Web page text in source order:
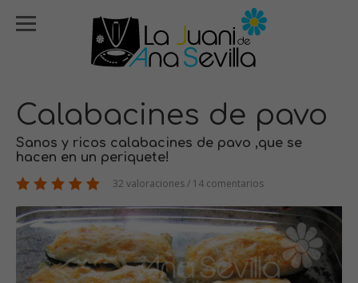
Calabacines de pavo
Sanos y ricos calabacines de pavo ,que se
hacen en un periquete!
32 valoraciones / 14 comentarios